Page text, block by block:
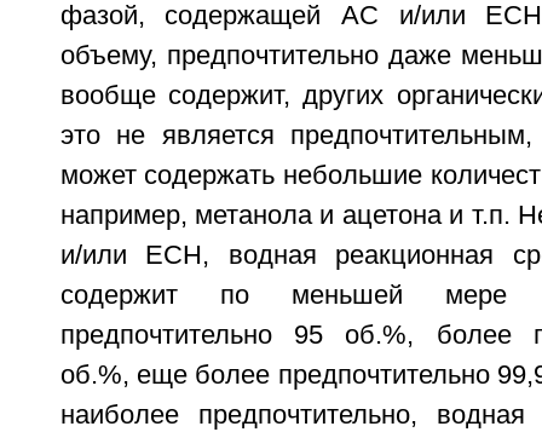
фазой, содержащей АС и/или
объему, предпочтительно даже
вообще содержит, других
это не является
может содержать небольшие
например, метанола и ацетона и т.п.
и/или ЕСН, водная реакционная
содержит по меньшей
предпочтительно 95 об.%, более
об.%, еще более предпочтительно
наиболее предпочтительно,